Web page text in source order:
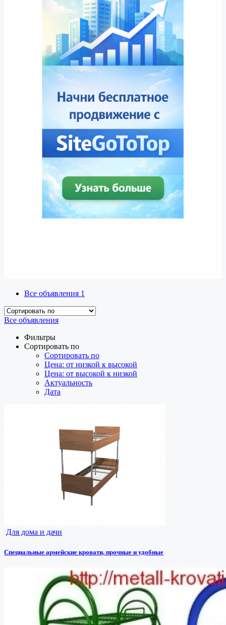
Все объявления 1
Все объявления
Фильтры
Сортировать по
Сортировать по
Цена: от низкой к высокой
Цена: от высокой к низкой
Актуальность
Дата
Для дома и дачи
Специальные армейские кровати, прочные и удобные